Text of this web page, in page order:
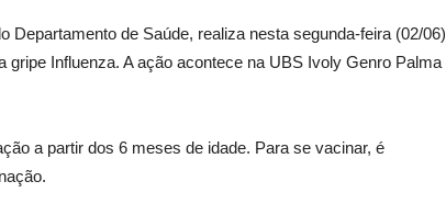
Departamento de Saúde, realiza nesta segunda-feira (02/06)
gripe Influenza. A ação acontece na UBS Ivoly Genro Palma
a partir dos 6 meses de idade. Para se vacinar, é